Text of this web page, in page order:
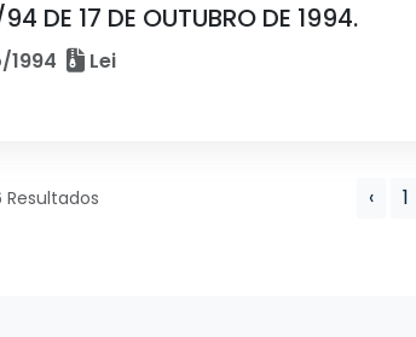
DE 17 DE OUTUBRO DE 1994.
1994 Lei
Resultados ‹ 1